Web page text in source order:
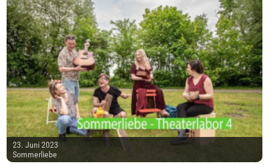
23. Juni 2023
Sommerliebe